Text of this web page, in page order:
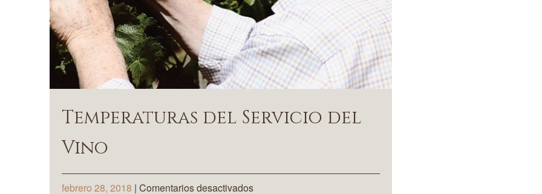
Temperaturas del Servicio del
Vino
febrero 28, 2018 | Comentarios desactivadosen